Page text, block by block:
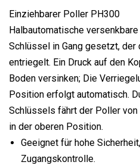
Einziehbarer Poller PH300
Halbautomatische
Schlüssel in Gang gesetzt, der
entriegelt. Ein Druck auf den
Boden versinken; Die
Position erfolgt automatisch.
Schlüssels fährt der Poller
in der oberen Position.
Geeignet für hohe
Zugangskontrolle.